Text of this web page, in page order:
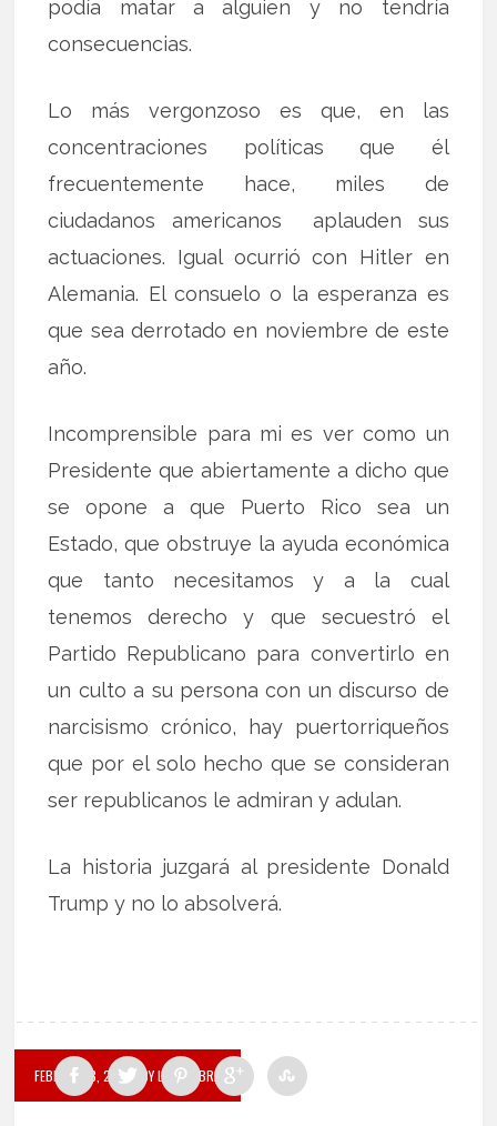
podía matar a alguien y no tendría
consecuencias.
Lo más vergonzoso es que, en las
concentraciones políticas que él
frecuentemente hace, miles de
ciudadanos americanos aplauden sus
actuaciones. Igual ocurrió con Hitler en
Alemania. El consuelo o la esperanza es
que sea derrotado en noviembre de este
año.
Incomprensible para mi es ver como un
Presidente que abiertamente a dicho que
se opone a que Puerto Rico sea un
Estado, que obstruye la ayuda económica
que tanto necesitamos y a la cual
tenemos derecho y que secuestró el
Partido Republicano para convertirlo en
un culto a su persona con un discurso de
narcisismo crónico, hay puertorriqueños
que por el solo hecho que se consideran
ser republicanos le admiran y adulan.
La historia juzgará al presidente Donald
Trump y no lo absolverá.
FEBRERO 18, 2020 BY LA PALABRA